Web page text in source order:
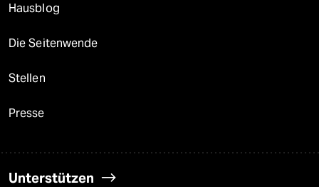
Hausblog
Die Seitenwende
Stellen
Presse
Unterstützen